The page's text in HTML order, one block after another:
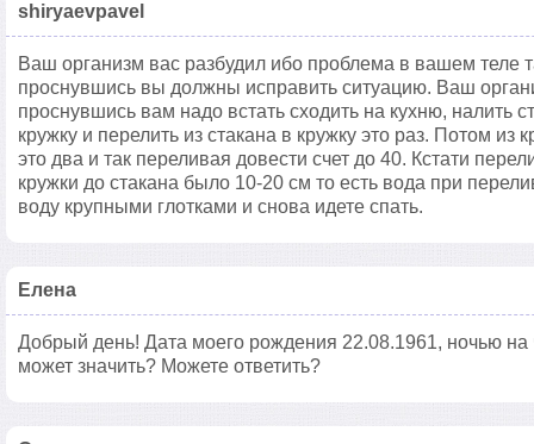
shiryaevpavel
Ваш организм вас разбудил ибо проблема в вашем теле
проснувшись вы должны исправить ситуацию. Ваш
проснувшись вам надо встать сходить на кухню, налить
кружку и перелить из стакана в кружку это раз. Потом из
это два и так переливая довести счет до 40. Кстати
кружки до стакана было 10-20 см то есть вода при
воду крупными глотками и снова идете спать.
Елена
Добрый день! Дата моего рождения 22.08.1961, ночью на
может значить? Можете ответить?